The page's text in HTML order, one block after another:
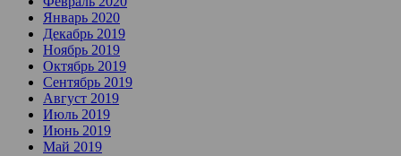
Январь 2020
Декабрь 2019
Ноябрь 2019
Октябрь 2019
Сентябрь 2019
Август 2019
Июль 2019
Июнь 2019
Май 2019